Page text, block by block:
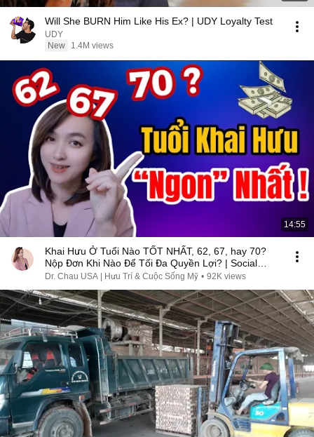
Will She BURN Him Like His Ex? | UDY Loyalty Test
UDY
New
1.4M views
14:55
Khai Hưu Ở Tuổi Nào TỐT NHẤT, 62, 67, hay 70?
Nộp Đơn Khi Nào Để Tối Đa Quyền Lợi? | Social
Security
Dr. Chau USA | Hưu Trí & Cuộc Sống Mỹ • 92K views